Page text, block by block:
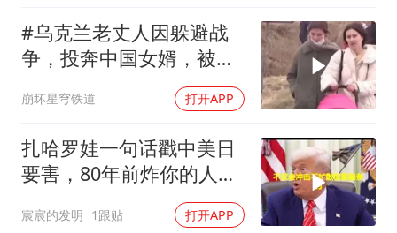
#乌克兰老丈人因躲避战
争，投奔中国女婿，被眼
崩坏星穹铁道 打开APP
扎哈罗娃一句话戳中美日
要害，80年前炸你的人，
宸宸的发明 1跟贴 打开APP